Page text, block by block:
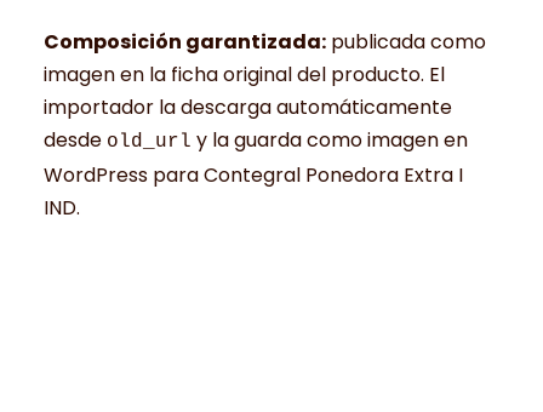
Composición garantizada:publicada como
imagen en la ficha original del producto. El
importador la descarga automáticamente
desde old_url y la guarda como imagen en
WordPress para Contegral Ponedora Extra I
IND.